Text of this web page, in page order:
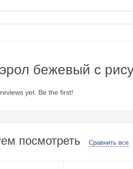
бежевый с
yet. Be the first!
посмотреть Сравнить все